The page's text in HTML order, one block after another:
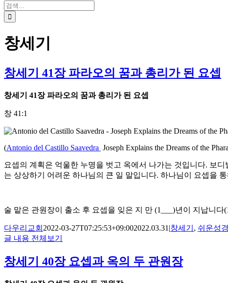
검
색
...
창세기
창세기 41장 파라오의 꿈과 총리가 된 요셉
창세기 41장 파라오의 꿈과 총리가 된 요셉
창 41:1
(Antonio del Castillo Saavedra Joseph Explains the Dreams of the
요셉의 계획은 억울한 누명을 벗고 옥에서 나가는 것입니다. 보
는 상상하기 어려운 하나님의 큰 일 말입니다. 하나님이 요셉을
술 맡은 관원장이 출소 후 요셉을 잊은 지 만 (1___)년이 지납니
다우리교회 2022-03-27T07:25:53+09:002022.03.31 |창세기 , 쉬운성
글 내용 전체보기
창세기 40장 요셉과 옥의 두 관원장